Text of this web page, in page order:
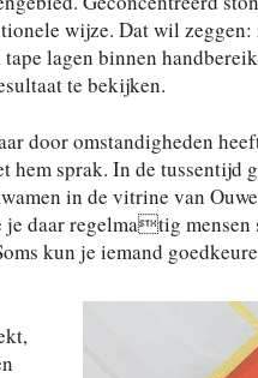
wijze. Dat wil zeggen:
lagen binnen
te bekijken.
door omstandigheden
hem sprak. In de tussentijd
in de vitrine van
daar regelmatig mensen
kun je iemand